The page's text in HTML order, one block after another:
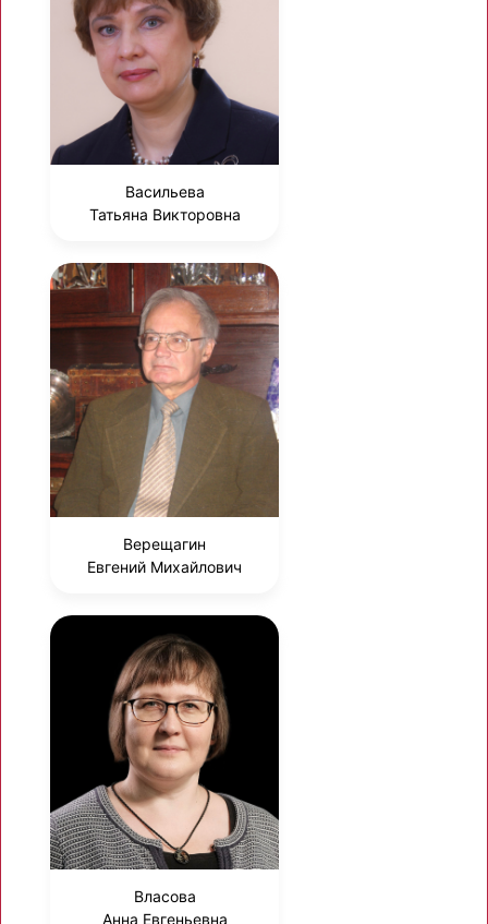
Васильева
Татьяна Викторовна
Верещагин
Евгений Михайлович
Власова
Анна Евгеньевна